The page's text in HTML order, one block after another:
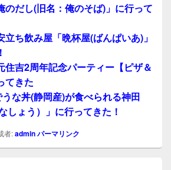
のだし(旧名：俺のそば)」に行って
ち飲み屋「晩杯屋(ばんぱいあ)」
住吉2周年記念パーティー【ピザ＆
てきた
な丼(静岡産)が食べられる神田
しょう）」に行ってきた！
者:adminパーマリンク